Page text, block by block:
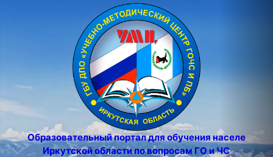
Образовательный портал для обучения населения
Иркутской области по вопросам ГО и ЧС